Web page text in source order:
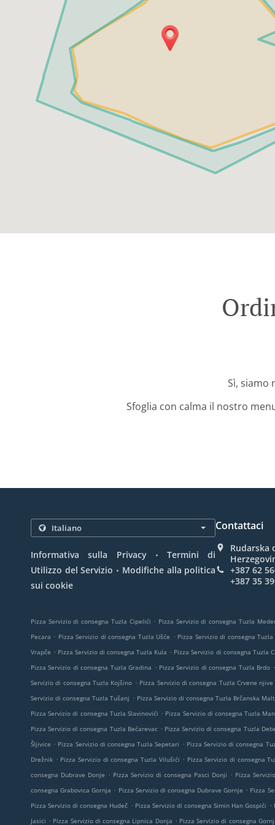
Sì, siamo
Sfoglia con calma il nostro
Informativa sulla Privacy .
Termini di
Utilizzo del Servizio . Modifiche alla politica
sui cookie
Contattaci
Rudarska
+387 62
+387 35
Pizza Servizio di consegna Tuzla Cipelići . Pizza Servizio di consegna Tuzla
Pecara . Pizza Servizio di consegna Tuzla Ušće . Pizza Servizio di consegna Tuzla
Vrapče . Pizza Servizio di consegna Tuzla Kula . Pizza Servizio di consegna Tuzla
Pizza Servizio di consegna Tuzla Gradina . Pizza Servizio di consegna Tuzla Brdo .
Servizio di consegna Tuzla Kojšino . Pizza Servizio di consegna Tuzla Crvene njive
Servizio di consegna Tuzla Tušanj . Pizza Servizio di consegna Tuzla Brčanska
Pizza Servizio di consegna Tuzla Slavinovići . Pizza Servizio di consegna Tuzla
Pizza Servizio di consegna Tuzla Bećarevac . Pizza Servizio di consegna Tuzla
Šljivice . Pizza Servizio di consegna Tuzla Sepetari . Pizza Servizio di consegna
Drežnik . Pizza Servizio di consegna Tuzla Vilušići . Pizza Servizio di consegna
consegna Dubrave Donje . Pizza Servizio di consegna Pasci Donji . Pizza
consegna Grabovica Gornja . Pizza Servizio di consegna Dubrave Gornje . Pizza
Pizza Servizio di consegna Hudeč . Pizza Servizio di consegna Simin Han Gospići .
Jasici . Pizza Servizio di consegna Lipnica Donja . Pizza Servizio di consegna